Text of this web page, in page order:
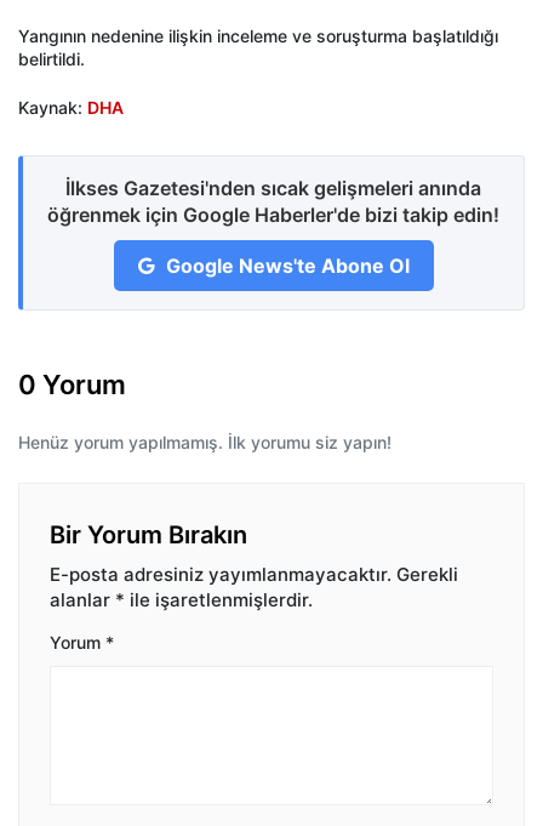
Yangının nedenine ilişkin inceleme ve soruşturma başlatıldığı
belirtildi.
Kaynak: DHA
İlkses Gazetesi'nden sıcak gelişmeleri anında
öğrenmek için Google Haberler'de bizi takip edin!
Google News'te Abone Ol
0 Yorum
Henüz yorum yapılmamış. İlk yorumu siz yapın!
Bir Yorum Bırakın
E-posta adresiniz yayımlanmayacaktır. Gerekli
alanlar * ile işaretlenmişlerdir.
Yorum *